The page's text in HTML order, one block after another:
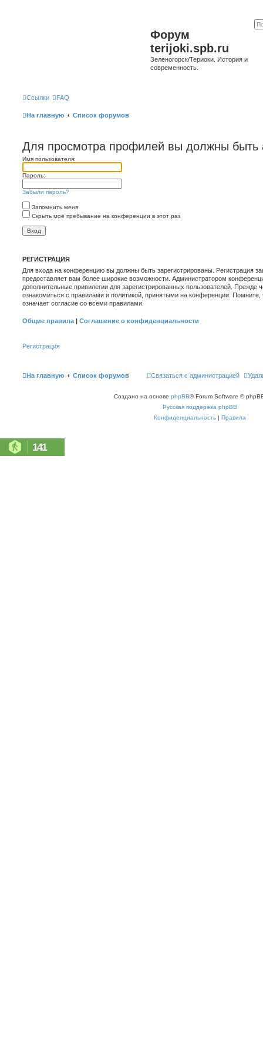
Форум
terijoki.spb.ru
Зеленогорск/Териоки. История и
современность.
Ссылки FAQ
На главную Список форумов
Для просмотра профилей вы должны быть
Имя пользователя:
Пароль:
Забыли пароль?
Запомнить меня
Скрыть моё пребывание на конференции в этот раз
РЕГИСТРАЦИЯ
Для входа на конференцию вы должны быть зарегистрированы. Регистрация
предоставляет вам более широкие возможности. Администратором
дополнительные привилегии для зарегистрированных пользователей. Прежде
ознакомиться с правилами и политикой, принятыми на конференции.
означает согласие со всеми правилами.
Общие правила | Соглашение о конфиденциальности
Регистрация
На главную Список форумов Связаться с администрацией
Создано на основе phpBB® Forum Software ©
Русская поддержка phpBB
Конфиденциальность | Правила
141